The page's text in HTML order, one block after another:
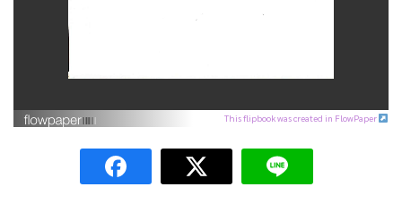
This flipbook was created in FlowPaper